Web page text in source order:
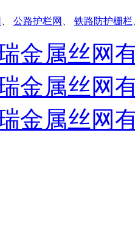
公路护栏网 铁路防护栅栏